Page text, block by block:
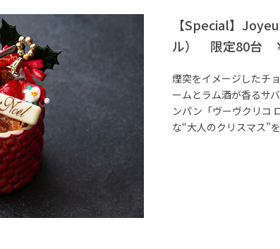
【Special】
ル） 限定80台
煙突をイメージしたチ
ームとラム酒が香るサ
ンパン「ヴーヴクリコ
な“大人のクリスマス”